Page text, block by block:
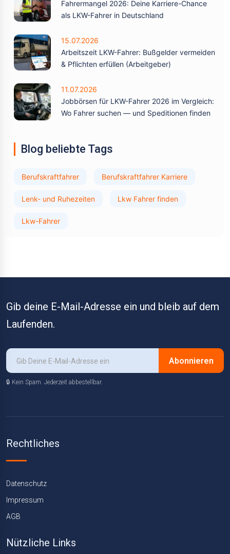
Fahrermangel 2026: Deine Karriere-Chance
als LKW-Fahrer in Deutschland
15.07.2026
Arbeitszeit LKW-Fahrer: Bußgelder vermeiden
& Pflichten erfüllen (Arbeitgeber)
11.07.2026
Jobbörsen für LKW-Fahrer 2026 im Vergleich:
Wo Fahrer suchen — und Speditionen finden
Blog beliebte Tags
Berufskraftfahrer Berufskraftfahrer Karriere
Lenk- und Ruhezeiten Lkw Fahrer finden
Lkw-Fahrer
Gib deine E-Mail-Adresse ein und bleib auf dem
Laufenden.
Abonnieren
🔒 Kein Spam. Jederzeit abbestellbar.
Rechtliches
Datenschutz
Impressum
AGB
Nützliche Links